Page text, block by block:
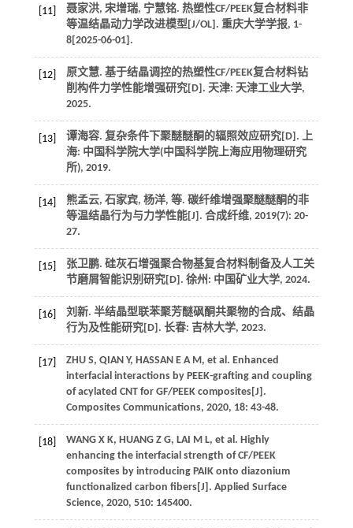
[11]
聂家洪, 宋增瑞, 宁慧铭. 热塑性CF/PEEK复合材料非
等温结晶动力学改进模型[J/OL]. 重庆大学学报, 1-
8[2025-06-01].
[12]
原文慧. 基于结晶调控的热塑性CF/PEEK复合材料钻
削构件力学性能增强研究[D]. 天津: 天津工业大学,
2025.
[13]
谭海容. 复杂条件下聚醚醚酮的辐照效应研究[D]. 上
海: 中国科学院大学(中国科学院上海应用物理研究
所), 2019.
[14] 熊孟云, 石家宾, 杨洋, 等. 碳纤维增强聚醚醚酮的非
等温结晶行为与力学性能[J]. 合成纤维, 2019(7): 20-
27.
[15]
张卫鹏. 硅灰石增强聚合物基复合材料制备及人工关
节磨屑智能识别研究[D]. 徐州: 中国矿业大学, 2024.
[16]
刘新. 半结晶型联苯聚芳醚砜酮共聚物的合成、结晶
行为及性能研究[D]. 长春: 吉林大学, 2023.
[17] ZHU S, QIAN Y, HASSAN E A M, et al . Enhanced
interfacial interactions by PEEK-grafting and coupling
of acylated CNT for GF/PEEK composites[J].
Composites Communications, 2020, 18: 43-48.
[18] WANG X K, HUANG Z G, LAI M L, et al . Highly
enhancing the interfacial strength of CF/PEEK
composites by introducing PAIK onto diazonium
functionalized carbon fibers[J]. Applied Surface
Science, 2020, 510: 145400.